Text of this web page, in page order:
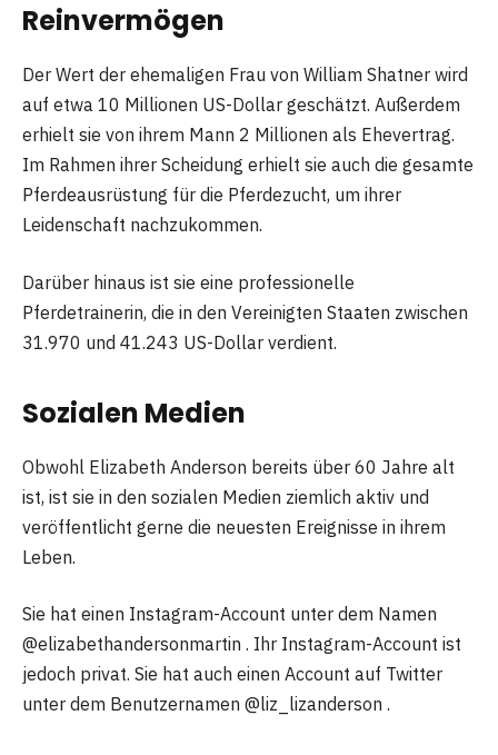
Reinvermögen
Der Wert der ehemaligen Frau von William Shatner wird
auf etwa 10 Millionen US-Dollar geschätzt. Außerdem
erhielt sie von ihrem Mann 2 Millionen als Ehevertrag.
Im Rahmen ihrer Scheidung erhielt sie auch die gesamte
Pferdeausrüstung für die Pferdezucht, um ihrer
Leidenschaft nachzukommen.
Darüber hinaus ist sie eine professionelle
Pferdetrainerin, die in den Vereinigten Staaten zwischen
31.970 und 41.243 US-Dollar verdient.
Sozialen Medien
Obwohl Elizabeth Anderson bereits über 60 Jahre alt
ist, ist sie in den sozialen Medien ziemlich aktiv und
veröffentlicht gerne die neuesten Ereignisse in ihrem
Leben.
Sie hat einen Instagram-Account unter dem Namen
@elizabethandersonmartin . Ihr Instagram-Account ist
jedoch privat. Sie hat auch einen Account auf Twitter
unter dem Benutzernamen @liz_lizanderson .